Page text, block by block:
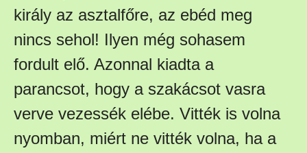
király az asztalfőre, az ebéd meg
nincs sehol! Ilyen még sohasem
fordult elő. Azonnal kiadta a
parancsot, hogy a szakácsot vasra
verve vezessék elébe. Vitték is volna
nyomban, miért ne vitték volna, ha a